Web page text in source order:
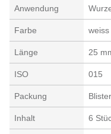
Anwendung
Farbe weiss
Länge 25
ISO 015
Packung Blister
Inhalt 6